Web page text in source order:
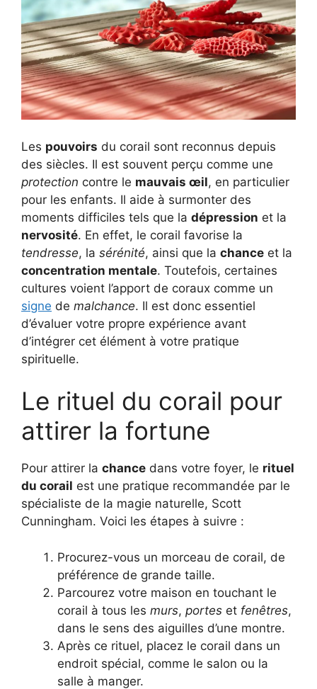
Les pouvoirs du corail sont reconnus depuis
des siècles. Il est souvent perçu comme une
protection contre le mauvais œil, en particulier
pour les enfants. Il aide à surmonter des
moments difficiles tels que la dépression et la
nervosité. En effet, le corail favorise la
tendresse, la sérénité, ainsi que la chance et la
concentration mentale. Toutefois, certaines
cultures voient l’apport de coraux comme un
signe de malchance. Il est donc essentiel
d’évaluer votre propre expérience avant
d’intégrer cet élément à votre pratique
spirituelle.
Le rituel du corail pour
attirer la fortune
Pour attirer la chance dans votre foyer, le rituel
du corail est une pratique recommandée par le
spécialiste de la magie naturelle, Scott
Cunningham. Voici les étapes à suivre :
Procurez-vous un morceau de corail, de
préférence de grande taille.
Parcourez votre maison en touchant le
corail à tous les murs, portes et fenêtres,
dans le sens des aiguilles d’une montre.
Après ce rituel, placez le corail dans un
endroit spécial, comme le salon ou la
salle à manger.